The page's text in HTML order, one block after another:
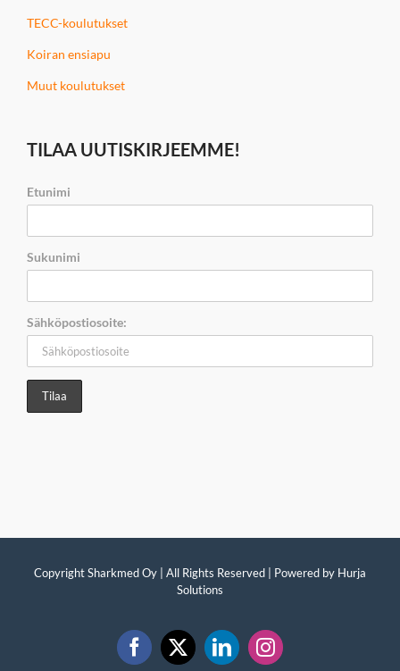
TECC-koulutukset
Koiran ensiapu
Muut koulutukset
TILAA UUTISKIRJEEMME!
Etunimi
Sukunimi
Sähköpostiosoite:
Copyright Sharkmed Oy | All Rights Reserved | Powered by Hurja
Solutions
Facebook
X LinkedInInstagram